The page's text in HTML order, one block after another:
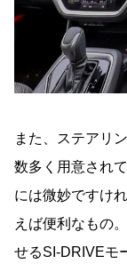
また、ステアリ
数多く用意され
には微妙ですけ
えば便利なもの
せるSI-DRIVEモ